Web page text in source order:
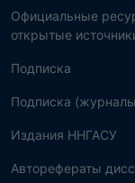
Официальные
открытые
Подписка
Подписка
Издания ННГАСУ
Авторефераты